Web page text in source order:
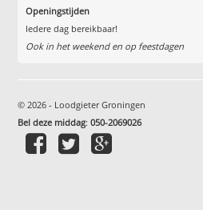
Openingstijden
Iedere dag bereikbaar!
Ook in het weekend en op feestdagen
© 2026 - Loodgieter Groningen
Bel deze middag:050-2069026